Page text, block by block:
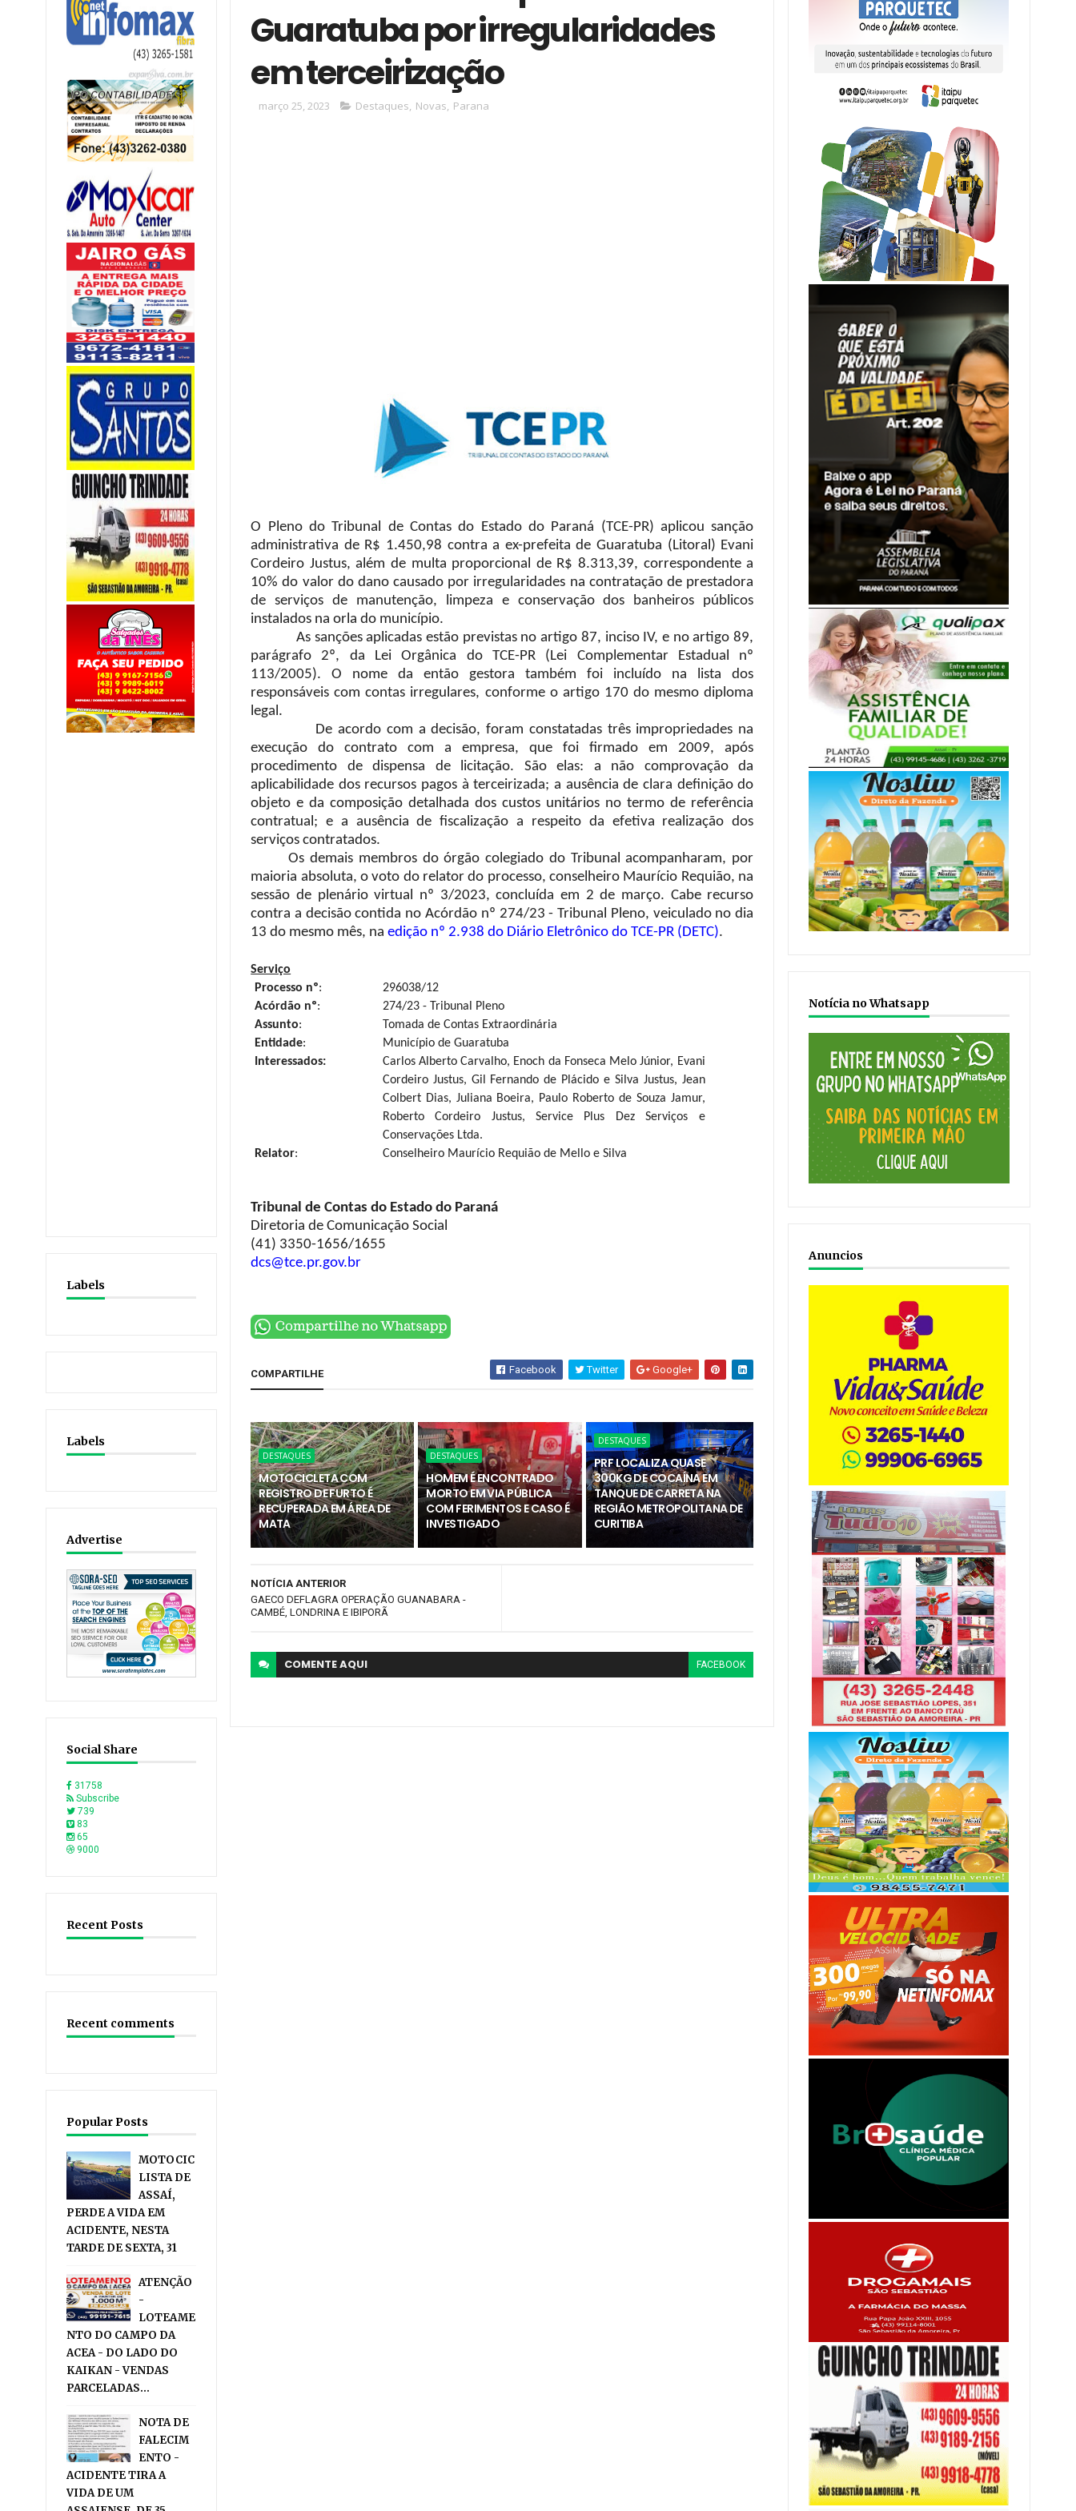
Labels
Labels
Advertise
Social Share
31758
Subscribe
739
83
65
9000
Recent Posts
Recent comments
Popular Posts
MOTOCIC
LISTA DE
ASSAÍ,
PERDE A VIDA EM
ACIDENTE, NESTA
TARDE DE SEXTA, 31
ATENÇÃO
-
LOTEAME
NTO DO CAMPO DA
ACEA - DO LADO DO
KAIKAN - VENDAS
PARCELADAS...
NOTA DE
FALECIM
ENTO -
ACIDENTE TIRA A
VIDA DE UM
Guaratuba por irregularidades
em terceirização
março 25, 2023 Destaques, Novas, Parana
O Pleno do Tribunal de Contas do Estado do Paraná (TCE-PR) aplicou sanção
administrativa de R$ 1.450,98 contra a ex-prefeita de Guaratuba (Litoral) Evani
Cordeiro Justus, além de multa proporcional de R$ 8.313,39, correspondente a
10% do valor do dano causado por irregularidades na contratação de prestadora
de serviços de manutenção, limpeza e conservação dos banheiros públicos
instalados na orla do município.
As sanções aplicadas estão previstas no artigo 87, inciso IV, e no artigo 89,
parágrafo 2º, da Lei Orgânica do TCE-PR (Lei Complementar Estadual nº
113/2005). O nome da então gestora também foi incluído na lista dos
responsáveis com contas irregulares, conforme o artigo 170 do mesmo diploma
legal.
De acordo com a decisão, foram constatadas três impropriedades na
execução do contrato com a empresa, que foi firmado em 2009, após
procedimento de dispensa de licitação. São elas: a não comprovação da
aplicabilidade dos recursos pagos à terceirizada; a ausência de clara definição do
objeto e da composição detalhada dos custos unitários no termo de referência
contratual; e a ausência de fiscalização a respeito da efetiva realização dos
serviços contratados.
Os demais membros do órgão colegiado do Tribunal acompanharam, por
maioria absoluta, o voto do relator do processo, conselheiro Maurício Requião, na
sessão de plenário virtual nº 3/2023, concluída em 2 de março. Cabe recurso
contra a decisão contida no Acórdão nº 274/23 - Tribunal Pleno, veiculado no dia
13 do mesmo mês, naedição nº 2.938 do Diário Eletrônico do TCE-PR (DETC).
Serviço
Processo nº:
296038/12
Acórdão nº:
274/23 - Tribunal Pleno
Assunto:
Tomada de Contas Extraordinária
Entidade:
Município de Guaratuba
Interessados:
Carlos Alberto Carvalho, Enoch da Fonseca Melo Júnior, Evani
Cordeiro Justus, Gil Fernando de Plácido e Silva Justus, Jean
Colbert Dias, Juliana Boeira, Paulo Roberto de Souza Jamur,
Roberto Cordeiro Justus, Service Plus Dez Serviços e
Conservações Ltda.
Relator: Conselheiro Maurício Requião de Mello e Silva
Tribunal de Contas do Estado do Paraná
Diretoria de Comunicação Social
(41) 3350-1656/1655
dcs@tce.pr.gov.br
COMPARTILHE Facebook Twitter Google+
DESTAQUES
MOTOCICLETA COM
REGISTRO DE FURTO É
RECUPERADA EM ÁREA DE
MATA
DESTAQUES
HOMEM É ENCONTRADO
MORTO EM VIA PÚBLICA
COM FERIMENTOS E CASO É
INVESTIGADO
DESTAQUES
PRF LOCALIZA QUASE
300KG DE COCAÍNA EM
TANQUE DE CARRETA NA
REGIÃO METROPOLITANA DE
CURITIBA
NOTÍCIA ANTERIOR
GAECO DEFLAGRA OPERAÇÃO GUANABARA -
CAMBÉ, LONDRINA E IBIPORÃ
COMENTEAQUI FACEBOOK
Notícia no Whatsapp
Anuncios